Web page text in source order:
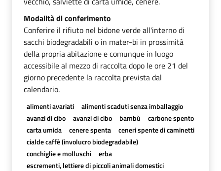
Modalità di conferimento
Conferire il rifiuto nel bidone verde all'interno di
sacchi biodegradabili o in mater-bi in prossimità
della propria abitazione e comunque in luogo
accessibile al mezzo di raccolta dopo le ore 21 del
giorno precedente la raccolta prevista dal
calendario.
alimenti avariati
alimenti scaduti senza imballaggio
avanzi di cibo
avanzi di cibo bambù
carbone spento
carta umida
cenere spenta
ceneri spente di caminetti
cialde caffè (involucro biodegradabile)
conchiglie e molluschi
erba
escrementi, lettiere di piccoli animali domestici